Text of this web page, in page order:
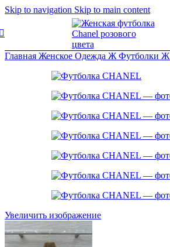
Skip to navigation Skip to main content
Главная Женское Одежда Ж Футболки Ж
Увеличить изображение